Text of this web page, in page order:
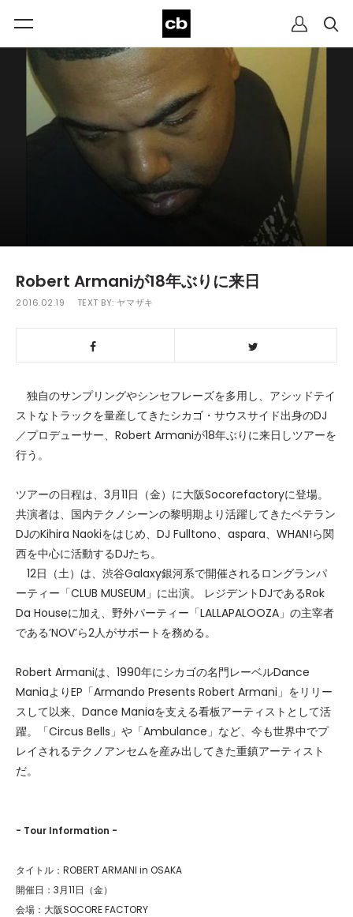
Robert Armaniが18年ぶりに来日
2016.02.19 TEXT BY: ヤマザキ
独自のサンプリングやシンセフレーズを多用し、アシッドテイ
ストなトラックを量産してきたシカゴ・サウスサイド出身のDJ
／プロデューサー、Robert Armaniが18年ぶりに来日しツアーを
行う。
ツアーの日程は、3月11日（金）に大阪Socorefactoryに登場。
共演者は、国内テクノシーンの黎明期より活躍してきたベテラン
DJのKihira Naokiをはじめ、DJ Fulltono、aspara、WHAN!ら関
西を中心に活動するDJたち。
12日（土）は、渋谷Galaxy銀河系で開催されるロングランパ
ーティー「CLUB MUSEUM」に出演。 レジデントDJであるRok
Da Houseに加え、野外パーティー「LALLAPALOOZA」の主宰者
である’NOV’ら2人がサポートを務める。
Robert Armaniは、1990年にシカゴの名門レーベルDance
ManiaよりEP「Armando Presents Robert Armani」をリリー
スして以来、Dance Maniaを支える看板アーティストとして活
躍。「Circus Bells」や「Ambulance」など、今も世界中でプ
レイされるテクノアンセムを産み出してきた重鎮アーティスト
だ。
- Tour Information -
タイトル：ROBERT ARMANI in OSAKA
開催日：3月11日（金）
会場：大阪SOCORE FACTORY